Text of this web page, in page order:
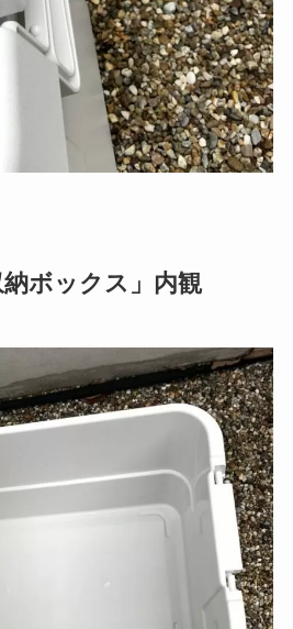
ボックス」内観